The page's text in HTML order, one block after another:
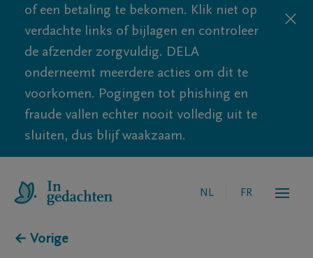
of een betaling te bekomen. Klik niet op
verdachte links of bijlagen en controleer
de afzender zorgvuldig. DELA
onderneemt meerdere acties om dit te
voorkomen. Pogingen tot phishing en
fraude vallen echter nooit volledig uit te
sluiten, dus blijf waakzaam.
NL FR
← Vorige